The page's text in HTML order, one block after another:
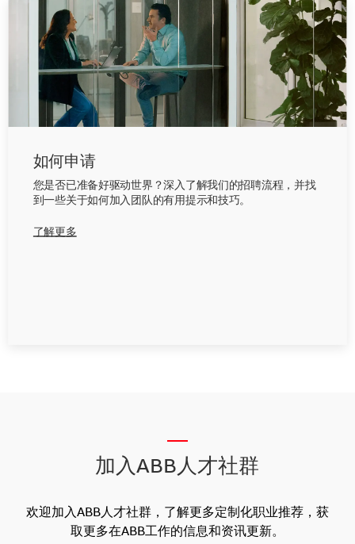
如何申请
您是否已准备好驱动世界？深入了解我们的招聘流程，并找
到一些关于如何加入团队的有用提示和技巧。
了解更多
加入ABB人才社群
欢迎加入ABB人才社群，了解更多定制化职业推荐，获
取更多在ABB工作的信息和资讯更新。